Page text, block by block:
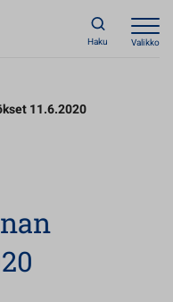
Haku Valikko
11.6.2020